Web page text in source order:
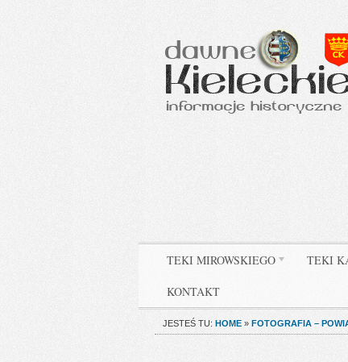
TEKI MIROWSKIEGO TEKI
KONTAKT
JESTEŚ TU: HOME » FOTOGRAFIA –